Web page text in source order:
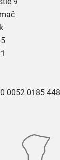
0052 0185